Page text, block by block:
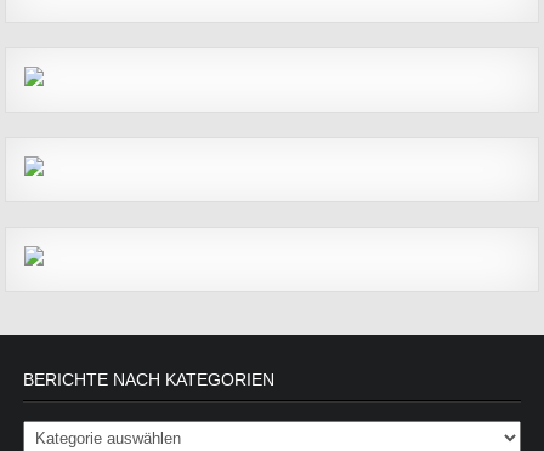
BERICHTE NACH KATEGORIEN
Berichte nach Kategorien